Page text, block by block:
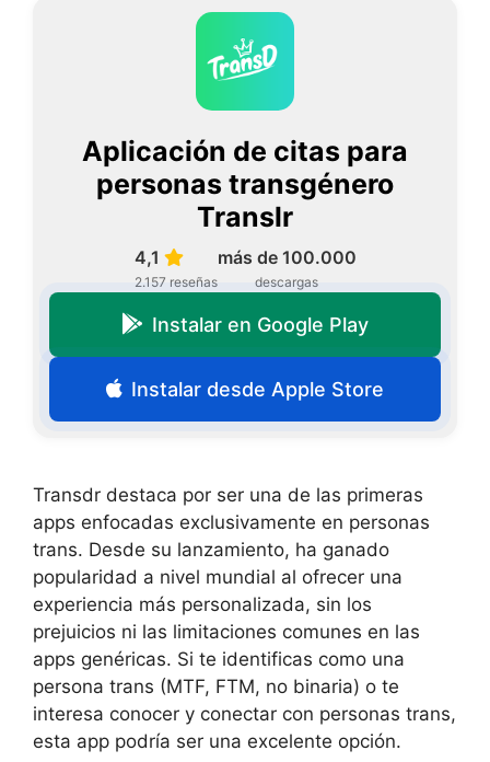
Aplicación de citas para
personas transgénero
Translr
4,1
2.157 reseñas
más de 100.000
descargas
Instalar en Google Play
Instalar desde Apple Store
Transdr destaca por ser una de las primeras
apps enfocadas exclusivamente en personas
trans. Desde su lanzamiento, ha ganado
popularidad a nivel mundial al ofrecer una
experiencia más personalizada, sin los
prejuicios ni las limitaciones comunes en las
apps genéricas. Si te identificas como una
persona trans (MTF, FTM, no binaria) o te
interesa conocer y conectar con personas trans,
esta app podría ser una excelente opción.